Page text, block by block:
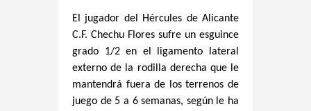
El jugador del Hércules de Alicante
C.F. Chechu Flores sufre un esguince
grado 1/2 en el ligamento lateral
externo de la rodilla derecha que le
mantendrá fuera de los terrenos de
juego de 5 a 6 semanas, según le ha